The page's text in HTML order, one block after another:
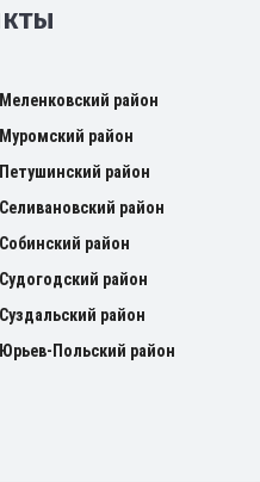
Меленковский район
Муромский район
Петушинский район
Селивановский район
Собинский район
Судогодский район
Суздальский район
Юрьев-Польский район